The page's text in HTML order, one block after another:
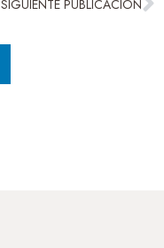
SIGUIENTE PUBLICACIÓN